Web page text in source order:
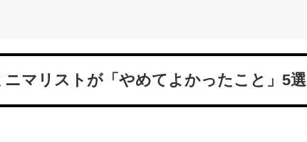
マリストが「やめてよかったこと」5選